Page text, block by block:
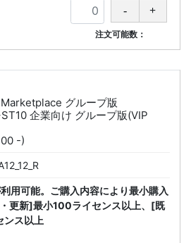
注文可能数：
グループ版
企業向け グループ版(VIP
-)
用可能。ご購入内容により最小購入
更新]最小100ライセンス以上、[既
ンス以上